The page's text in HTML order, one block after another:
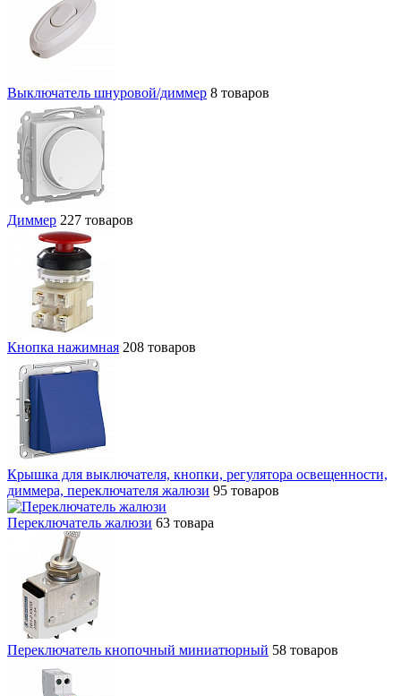
Выключатель шнуровой/диммер 8 товаров
Диммер 227 товаров
Кнопка нажимная 208 товаров
Крышка для выключателя, кнопки, регулятора освещенности,
диммера, переключателя жалюзи 95 товаров
Переключатель жалюзи 63 товара
Переключатель кнопочный миниатюрный 58 товаров